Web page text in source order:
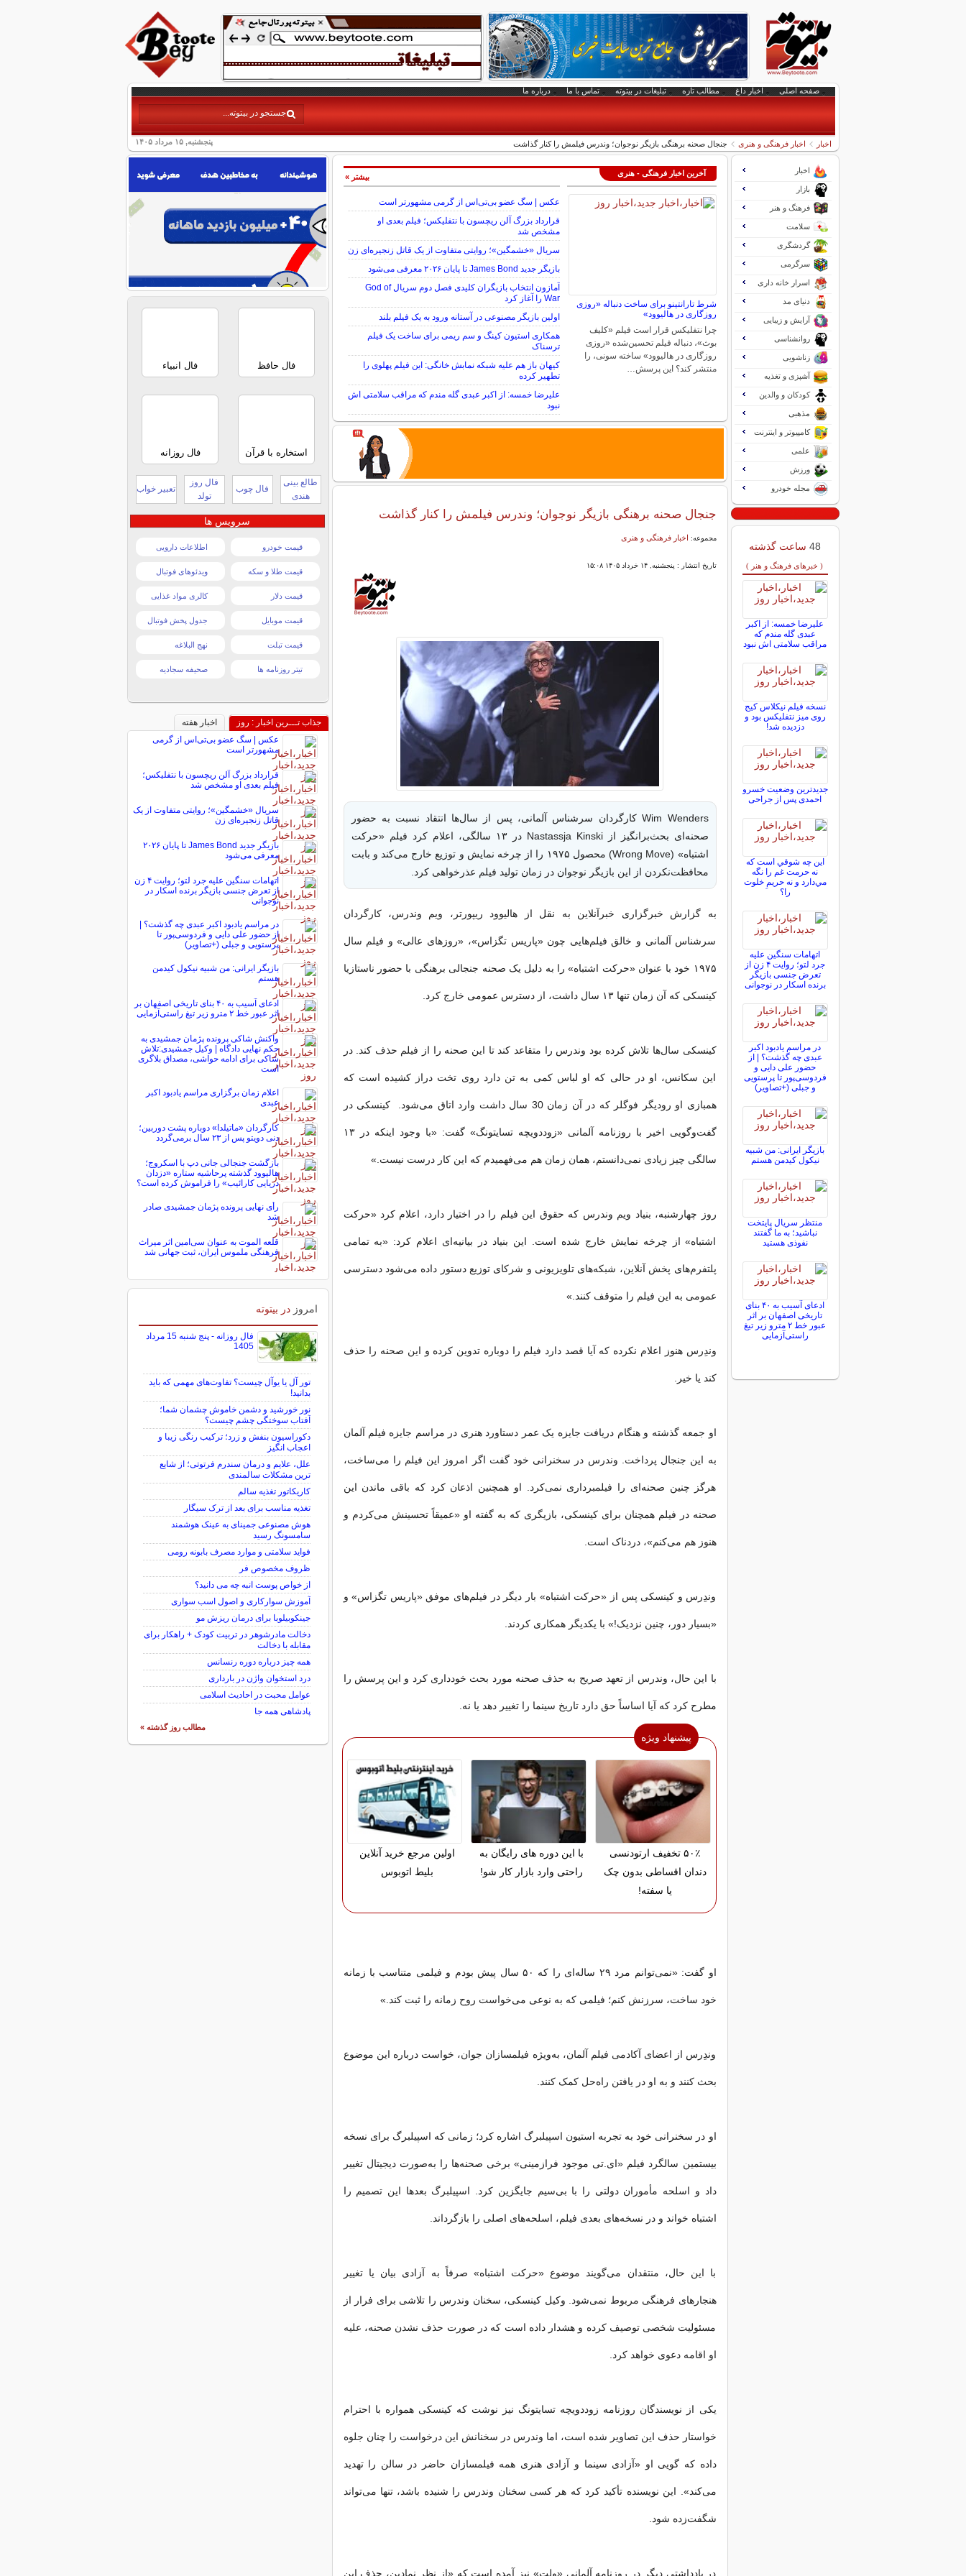
صفحه اصلی اخبار داغ مطالب تازه تبلیغات در بیتوته تماس با ما درباره ما
پنجشنبه, ۱۵ مرداد ۱۴۰۵ اخبار اخبار فرهنگی و هنری جنجال صحنه برهنگی بازیگر نوجوان؛ وندرس فیلمش را کنار گذاشت
آخرین اخبار فرهنگی - هنری
شرط تارانتینو برای ساخت دنباله «روزی
روزگاری در هالیوود»
چرا نتفلیکس قرار است فیلم «کلیف
بوث»، دنباله فیلم تحسین‌شده «روزی
روزگاری در هالیوود» ساخته سونی، را
منتشر کند؟ این پرسش…
عکس | سگ عضو بی‌تی‌اس از گرمی مشهورتر است
قرارداد بزرگ آلن ریچسون با نتفلیکس؛ فیلم بعدی او
مشخص شد
سریال «خشمگین»؛ روایتی متفاوت از یک قاتل زنجیره‌ای زن
بازیگر جدید James Bond تا پایان ۲۰۲۶ معرفی می‌شود
آمازون انتخاب بازیگران کلیدی فصل دوم سریال God of
War را آغاز کرد
اولین بازیگر مصنوعی در آستانه ورود به یک فیلم بلند
همکاری استیون کینگ و سم ریمی برای ساخت یک فیلم
ترسناک
کیهان باز هم علیه شبکه نمابش خانگی: این فیلم پهلوی را
تطهیر کرده
علیرضا خمسه: از اکبر عبدی گله مندم که مراقب سلامتی اش
نبود
بیشتر »
جنجال صحنه برهنگی بازیگر نوجوان؛ وندرس فیلمش را کنار گذاشت
مجموعه: اخبار فرهنگی و هنری
تاریخ انتشار : پنجشنبه, ۱۴ خرداد ۱۴۰۵ ۱۵:۰۸
Wim Wenders کارگردان سرشناس آلمانی، پس از سال‌ها انتقاد نسبت به حضور
صحنه‌ای بحث‌برانگیز از Nastassja Kinski در ۱۳ سالگی، اعلام کرد فیلم «حرکت
اشتباه» (Wrong Move) محصول ۱۹۷۵ را از چرخه نمایش و توزیع خارج می‌کند و بابت
محافظت‌نکردن از این بازیگر نوجوان در زمان تولید فیلم عذرخواهی کرد.
به گزارش خبرگزاری خبرآنلاین به نقل از هالیوود ریپورتر، ویم وندرس، کارگردان
سرشناس آلمانی و خالق فیلم‌هایی چون «پاریس تگزاس»، «روزهای عالی» و فیلم سال
۱۹۷۵ خود با عنوان «حرکت اشتباه» را به دلیل یک صحنه جنجالی برهنگی با حضور ناستازیا
کینسکی که آن زمان تنها ۱۳ سال داشت، از دسترس عمومی خارج کرد.
کینسکی سال‌ها تلاش کرده بود وندرس را متقاعد کند تا این صحنه را از فیلم حذف کند. در
این سکانس، او در حالی که او لباس کمی به تن دارد روی تخت دراز کشیده است که
همبازی او رودیگر فوگلر که در آن زمان 30 سال داشت وارد اتاق می‌شود. کینسکی در
گفت‌وگویی اخیر با روزنامه آلمانی «زوددویچه تسایتونگ» گفت: «با وجود اینکه در ۱۳
سالگی چیز زیادی نمی‌دانستم، همان زمان هم می‌فهمیدم که این کار درست نیست.»
روز چهارشنبه، بنیاد ویم وندرس که حقوق این فیلم را در اختیار دارد، اعلام کرد «حرکت
اشتباه» از چرخه نمایش خارج شده است. این بنیاد در بیانیه‌ای اعلام کرد: «به تمامی
پلتفرم‌های پخش آنلاین، شبکه‌های تلویزیونی و شرکای توزیع دستور داده می‌شود دسترسی
عمومی به این فیلم را متوقف کنند.»
وندِرس هنوز اعلام نکرده که آیا قصد دارد فیلم را دوباره تدوین کرده و این صحنه را حذف
کند یا خیر.
او جمعه گذشته و هنگام دریافت جایزه یک عمر دستاورد هنری در مراسم جایزه فیلم آلمان
به این جنجال پرداخت. وندرس در سخنرانی خود گفت اگر امروز این فیلم را می‌ساخت،
هرگز چنین صحنه‌ای را فیلمبرداری نمی‌کرد. او همچنین اذعان کرد که باقی ماندن این
صحنه در فیلم همچنان برای کینسکی، بازیگری که به گفته او «عمیقاً تحسینش می‌کردم و
هنوز هم می‌کنم»، دردناک است.
وندِرس و کینسکی پس از «حرکت اشتباه» بار دیگر در فیلم‌های موفق «پاریس تگزاس» و
«بسیار دور، چنین نزدیک!» با یکدیگر همکاری کردند.
با این حال، وندرس از تعهد صریح به حذف صحنه مورد بحث خودداری کرد و این پرسش را
مطرح کرد که آیا اساساً حق دارد تاریخ سینما را تغییر دهد یا نه.
پیشنهاد ویژه
۵۰٪ تخفیف ارتودنسی
دندان اقساطی بدون چک
یا سفته!
با این دوره های رایگان به
راحتی وارد بازار کار شو!
اولین مرجع خرید آنلاین
بلیط اتوبوس
او گفت: «نمی‌توانم مرد ۲۹ ساله‌ای را که ۵۰ سال پیش بودم و فیلمی متناسب با زمانه
خود ساخت، سرزنش کنم؛ فیلمی که به نوعی می‌خواست روح زمانه را ثبت کند.»
وندِرس از اعضای آکادمی فیلم آلمان، به‌ویژه فیلمسازان جوان، خواست درباره این موضوع
بحث کنند و به او در یافتن راه‌حل کمک کنند.
او در سخنرانی خود به تجربه استیون اسپیلبرگ اشاره کرد؛ زمانی که اسپیلبرگ برای نسخه
بیستمین سالگرد فیلم «ای.تی‌ موجود فرازمینی» برخی صحنه‌ها را به‌صورت دیجیتال تغییر
داد و اسلحه مأموران دولتی را با بی‌سیم جایگزین کرد. اسپیلبرگ بعدها این تصمیم را
اشتباه خواند و در نسخه‌های بعدی فیلم، اسلحه‌های اصلی را بازگرداند.
با این حال، منتقدان می‌گویند موضوع «حرکت اشتباه» صرفاً به آزادی بیان یا تغییر
هنجارهای فرهنگی مربوط نمی‌شود. وکیل کینسکی، سخنان وندرس را تلاشی برای فرار از
مسئولیت شخصی توصیف کرده و هشدار داده است که در صورت حذف نشدن صحنه، علیه
او اقامه دعوی خواهد کرد.
یکی از نویسندگان روزنامه زوددویچه تسایتونگ نیز نوشت که کینسکی همواره با احترام
خواستار حذف این تصاویر شده است، اما وندرس در سخنانش این درخواست را چنان جلوه
داده که گویی او «آزادی سینما و آزادی هنری همه فیلمسازان حاضر در سالن را تهدید
می‌کند». این نویسنده تأکید کرد که هر کسی سخنان وندرس را شنیده باشد، تنها می‌تواند
شگفت‌زده شود.
در یادداشتی دیگر در روزنامه آلمانی «ولت» نیز آمده است که «از نظر نمادین، حذف این
اخبار
بازار
فرهنگ و هنر
سلامت
گردشگری
سرگرمی
اسرار خانه داری
دنیای مد
آرایش و زیبایی
روانشناسی
زناشویی
آشپزی و تغذیه
کودکان و والدین
مذهبی
کامپیوتر و اینترنت
علمی
ورزش
مجله خودرو
48 ساعت گذشته
( خبرهای فرهنگ و هنر )
علیرضا خمسه: از اکبر
عبدی گله مندم که
مراقب سلامتی اش نبود
نسخه فیلم نیکلاس کیج
روی میز نتفلیکس بود و
دزدیده شد!
جدیدترین وضعیت خسرو
احمدی پس از جراحی
اين چه شوقي است كه
نه حرمت غم را نگه
مي‌دارد و نه حريمِ خلوت
را؟
اتهامات سنگین علیه
جرد لتو؛ روایت ۴ زن از
تعرض جنسی بازیگر
برنده اسکار در نوجوانی
در مراسم یادبود اکبر
عبدی چه گذشت؟ | از
حضور علی دایی و
فردوسی‌پور تا پرستویی
و جبلی (+تصاویر)
بازیگر ایرانی: من شبیه
نیکول کیدمن هستم
منتظر سریال پایتخت
نباشید؛ به ما گفتند
نفوذی هستید
ادعای آسیب به ۴۰ بنای
تاریخی اصفهان بر اثر
عبور خط ۲ مترو زیر تیغ
راستی‌آزمایی
فال حافظ فال انبیاء
استخاره با قرآن فال روزانه
طالع بینی
هندی
فال چوب
فال روز
تولد
تعبیر خواب
سرویس ها
قیمت خودرو اطلاعات دارویی
قیمت طلا و سکه ویدئوهای فوتبال
قیمت دلار کالری مواد غذایی
قیمت موبایل جدول پخش فوتبال
قیمت تبلت نهج البلاغه
تیتر روزنامه ها صحیفه سجادیه
جذاب تـــرین اخبار : روز
اخبار هفته
عکس | سگ عضو بی‌تی‌اس از گرمی
مشهورتر است
قرارداد بزرگ آلن ریچسون با نتفلیکس؛
فیلم بعدی او مشخص شد
سریال «خشمگین»؛ روایتی متفاوت از یک
قاتل زنجیره‌ای زن
بازیگر جدید James Bond تا پایان ۲۰۲۶
معرفی می‌شود
اتهامات سنگین علیه جرد لتو؛ روایت ۴ زن
از تعرض جنسی بازیگر برنده اسکار در
نوجوانی
در مراسم یادبود اکبر عبدی چه گذشت؟ |
از حضور علی دایی و فردوسی‌پور تا
پرستویی و جبلی (+تصاویر)
بازیگر ایرانی: من شبیه نیکول کیدمن
هستم
ادعای آسیب به ۴۰ بنای تاریخی اصفهان بر
اثر عبور خط ۲ مترو زیر تیغ راستی‌آزمایی
واکنش شاکی پرونده پژمان جمشیدی به
حکم نهایی دادگاه | وکیل جمشیدی:تلاش
شاکی برای ادامه حواشی، مصداق بلاگری
است
اعلام زمان برگزاری مراسم یادبود اکبر
عبدی
کارگردان «ماتیلدا» دوباره پشت دوربین؛
دنی دویتو پس از ۲۳ سال برمی‌گردد
بازگشت جنجالی جانی دپ با اسکروج؛
هالیوود گذشته پرحاشیه ستاره «دزدان
دریایی کارائیب» را فراموش کرده است؟
رأی نهایی پرونده پژمان جمشیدی صادر
شد
قلعه الموت به عنوان سی‌امین اثر میراث‌
فرهنگی ملموس ایران، ثبت جهانی شد
امروز در بیتوته
فال روزانه - پنج شنبه 15 مرداد
1405
تور آل یا یوآل چیست؟ تفاوت‌های مهمی که باید
بدانید!
نور خورشید و دشمن خاموش چشمان شما؛
آفتاب سوختگی چشم چیست؟
دکوراسیون بنفش و زرد؛ ترکیب رنگی زیبا و
اعجاب انگیز
علل، علایم و درمان سندرم فرتوتی؛ از شایع
ترین مشکلات سالمندی
کاریکاتور تغذیه سالم
تغذیه مناسب برای بعد از ترک سیگار
هوش مصنوعی جمینای به عینک هوشمند
سامسونگ رسید
فواید سلامتی و موارد مصرف بابونه رومی
ظروف مخصوص فر
از خواص پوست انبه چه می دانید؟
آموزش سوارکاری و اصول اسب سواری
جینکوبیلوبا برای درمان ریزش مو
دخالت مادرشوهر در تربیت کودک + راهکار برای
مقابله با دخالت
همه چیز درباره دوره رنسانس
درد استخوان واژن در بارداری
عوامل محبت در احادیث اسلامى
پادشاهی همه جا
مطالب روز گذشته »